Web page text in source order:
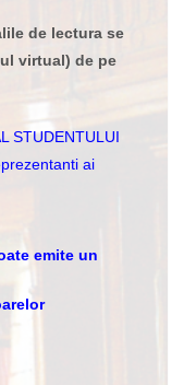
de lectura se
virtual) de pe
STUDENTULUI
ai
emite un